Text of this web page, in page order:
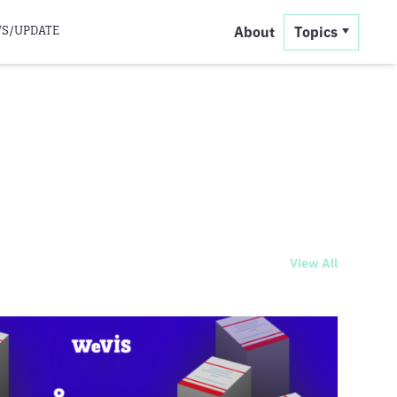
UPDATE About Topics
View All